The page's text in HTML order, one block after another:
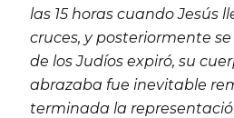
las 15 horas cuando Jesús
cruces, y posteriormente
de los Judíos expiró, su
abrazaba fue inevitable
terminada la